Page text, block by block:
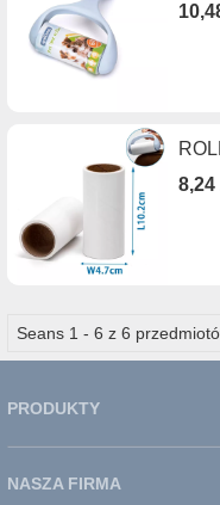
8,24
Seans 1 - 6 z 6
PRODUKTY
NASZA FIRMA